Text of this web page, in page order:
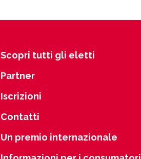
Scopri tutti gli eletti
Partner
Iscrizioni
Contatti
Un premio internazionale